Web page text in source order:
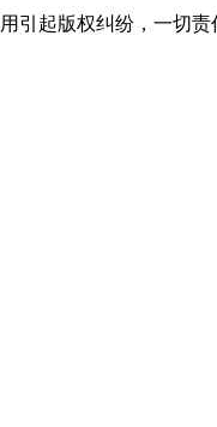
引起版权纠纷，一切责